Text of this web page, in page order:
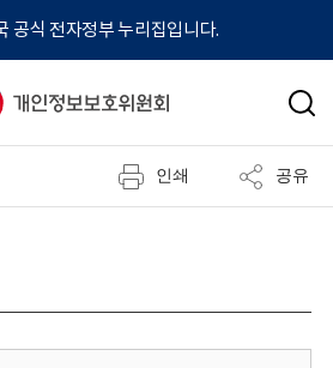
공식 전자정부 누리집입니다.
검
인쇄 공유